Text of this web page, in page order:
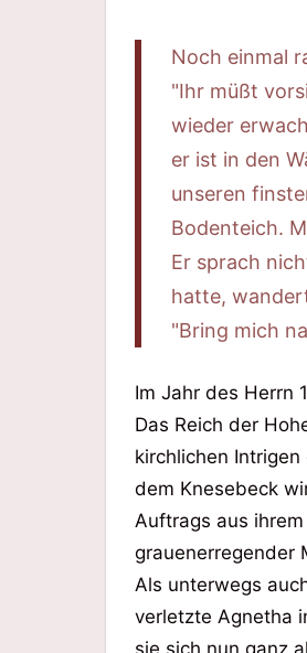
Noch einmal
"Ihr müßt
wieder
er ist in den
unseren
Bodenteich.
Er sprach
hatte,
"Bring mich
Im Jahr des Herrn
Das Reich der
kirchlichen
dem Knesebeck
Auftrags aus
grauenerregender
Als unterwegs
verletzte Agnetha